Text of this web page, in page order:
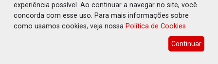
TRAGÉDIA: Sobe para cinco o número de
mortos em colisão entre carreta e Fiat Uno
experiência possível. Ao continuar a navegar no site, você
concorda com esse uso. Para mais informações sobre
como usamos cookies, veja nossa Política de Cookies
Continuar